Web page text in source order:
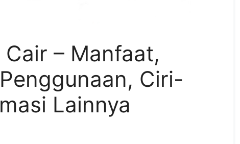
– Manfaat,
Ciri-
Lainnya